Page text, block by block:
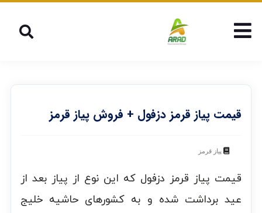
قیمت پیاز قرمز دزفول + فروش پیاز قرمز
پیاز قرمز
قیمت پیاز قرمز دزفول که این نوع از پیاز بعد از
عید برداشت شده و به کشورهای حاشیه خلیج